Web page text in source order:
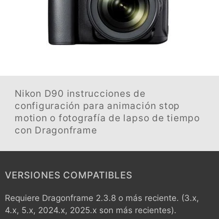
Nikon D90 instrucciones de
configuración para animación stop
motion o fotografía de lapso de tiempo
con Dragonframe
VERSIONES COMPATIBLES
Requiere Dragonframe 2.3.8 o más reciente. (3.x,
4.x, 5.x, 2024.x, 2025.x son más recientes).